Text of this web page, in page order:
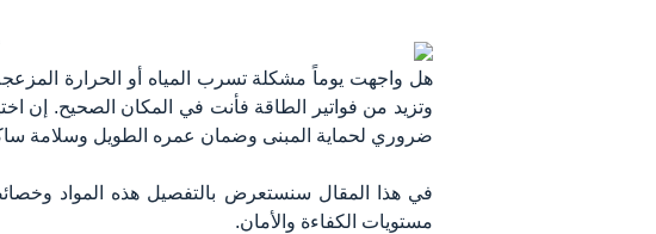
هل واجهت يوماً مشكلة تسرب المياه أو الحرارة
وتزيد من فواتير الطاقة فأنت في المكان الصحيح. إن
ضروري لحماية المبنى وضمان عمره الطويل وسلامة
في هذا المقال سنستعرض بالتفصيل هذه المواد
مستويات الكفاءة والأمان.